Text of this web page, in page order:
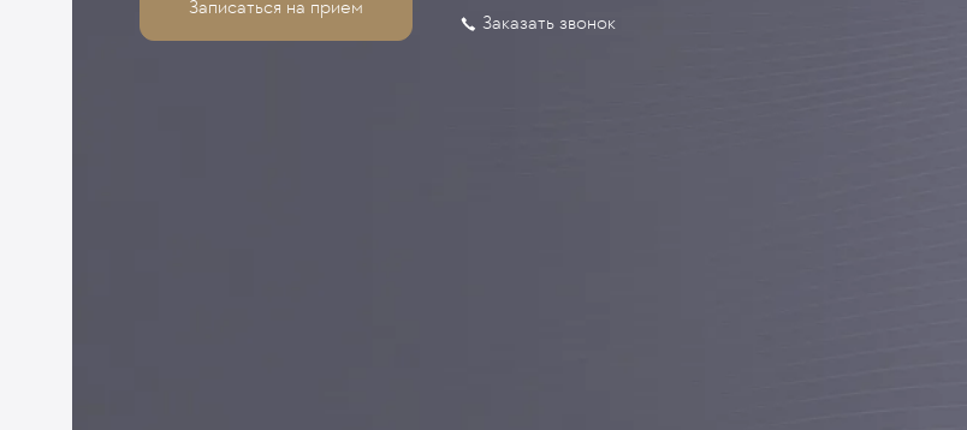
Записаться на прием
Заказать звонок